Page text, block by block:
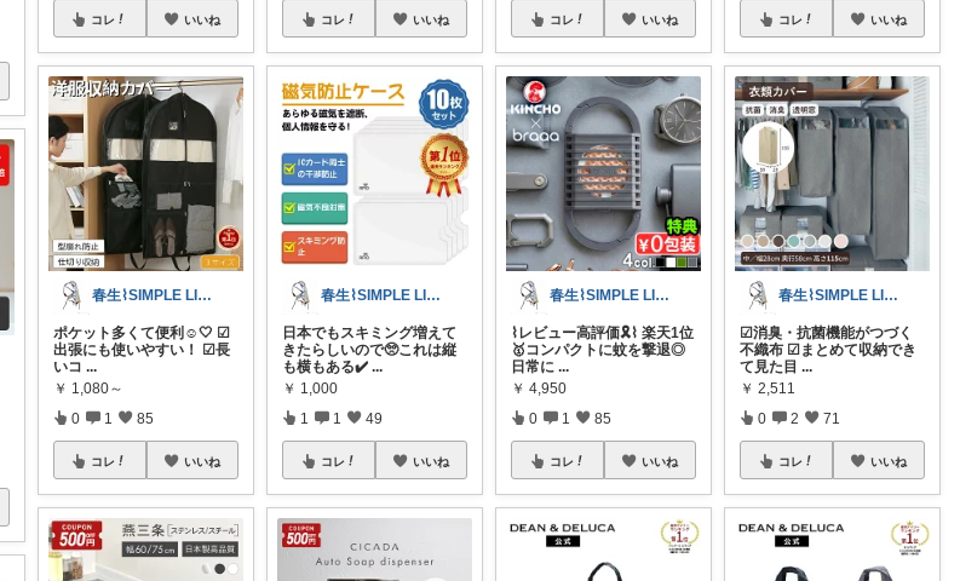
コレ いいね
春生⌇SIMPLE LIFE⌇
ポケット多くて便利☺️🤍 ☑︎
出張にも使いやすい！ ☑︎長
いコ ...
￥ 1,080～
0 1 85
コレ いいね
コレ いいね
春生⌇SIMPLE LIFE⌇
日本でもスキミング増えて
きたらしいので🥺これは縦
も横もある✔️ ...
￥ 1,000
1 1 49
コレ いいね
コレ いいね
春生⌇SIMPLE LIFE⌇
⌇レビュー高評価🎗️⌇ 楽天1位
🥇コンパクトに蚊を撃退◎
日常に ...
￥ 4,950
0 1 85
コレ いいね
コレ いいね
春生⌇SIMPLE LIFE⌇
☑︎消臭・抗菌機能がつづく
不織布 ☑︎まとめて収納でき
て見た目 ...
￥ 2,511
0 2 71
コレ いいね